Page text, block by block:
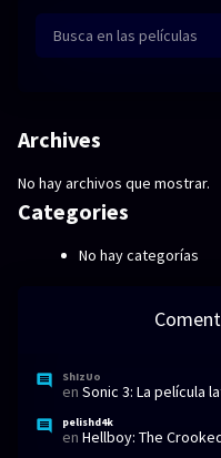
Archives
No hay archivos que mostrar.
Categories
No hay categorías
ShIzUo
en Sonic 3: La película
pelishd4k
en Hellboy: The